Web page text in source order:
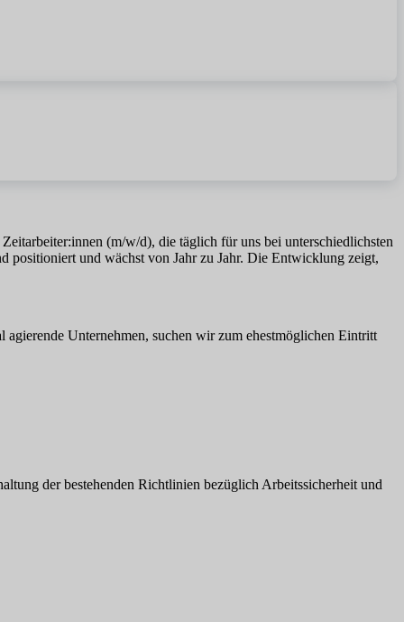
(m/w/d), die täglich für uns bei unterschiedlichsten
positioniert und wächst von Jahr zu Jahr. Die Entwicklung zeigt,
Unternehmen, suchen wir zum ehestmöglichen Eintritt
der bestehenden Richtlinien bezüglich Arbeitssicherheit und